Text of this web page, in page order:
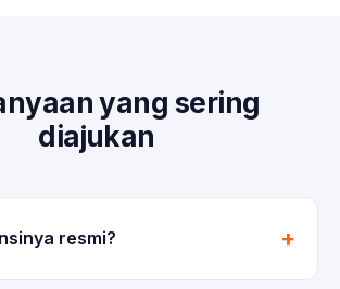
yang sering
diajukan
resmi?